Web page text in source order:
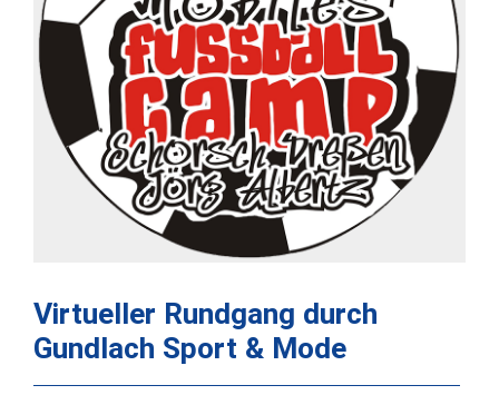
Virtueller Rundgang durch
Gundlach Sport & Mode